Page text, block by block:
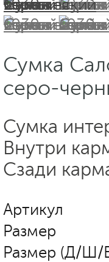
Сумка
серо-
Сумка
Внутри
Сзади
Артикул
Размер
Размер (Д/Ш/